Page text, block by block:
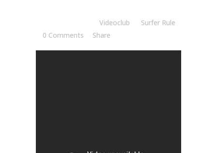
Videoclub
Surfer Rule
0 Comments
Share